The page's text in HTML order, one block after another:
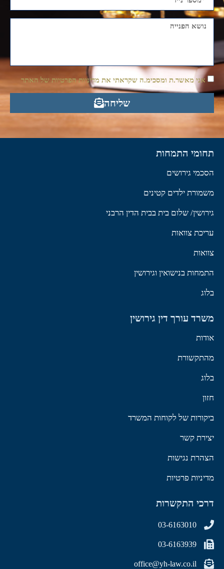
אני מאשר.ת ומסכימ.ה שקראתי את מדיניות הפרטיות של האתר
שליחה
תחומי התמחות
הסכמי גירושים
משמורת ילדים קטינים
גירושין/ שלום בית בבית הדין הרבני
עריכת צוואות
צוואות
התמחות בנישואין וגירושין
בלוג
משרד עורך דין גירושין
אודות
מהתקשורת
בלוג
חזון
ביקורות של לקוחות המשרד
יצירת קשר
הצהרת נגישות
מדיניות פרטיות
דרכי התקשרות
03-6163010
03-6163939
office@yh-law.co.il